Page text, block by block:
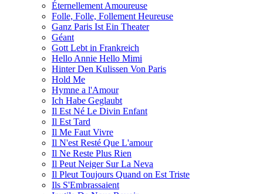
Éternellement Amoureuse
Folle, Folle, Follement Heureuse
Ganz Paris Ist Ein Theater
Géant
Gott Lebt in Frankreich
Hello Annie Hello Mimi
Hinter Den Kulissen Von Paris
Hold Me
Hymne a l'Amour
Ich Habe Geglaubt
Il Est Né Le Divin Enfant
Il Est Tard
Il Me Faut Vivre
Il N'est Resté Que L'amour
Il Ne Reste Plus Rien
Il Peut Neiger Sur La Neva
Il Pleut Toujours Quand on Est Triste
Ils S'Embrassaient